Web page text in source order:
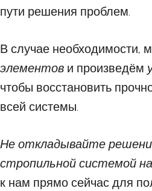
пути решения проблем.
В случае необходимости,
элементов и произведём
чтобы восстановить
всей системы.
Не откладывайте
стропильной системой
к нам прямо сейчас для